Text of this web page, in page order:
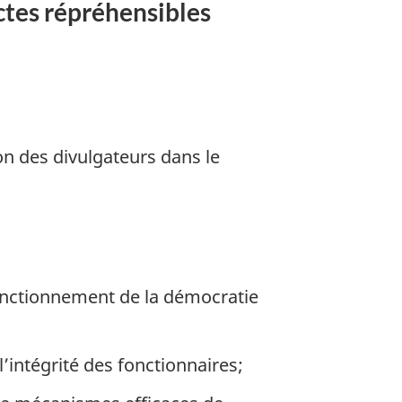
répréhensibles
des divulgateurs dans le
de la démocratie
des fonctionnaires;